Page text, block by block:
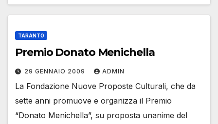
TARANTO
Premio Donato Menichella
29 GENNAIO 2009 ADMIN
La Fondazione Nuove Proposte Culturali, che da
sette anni promuove e organizza il Premio
“Donato Menichella”, su proposta unanime del